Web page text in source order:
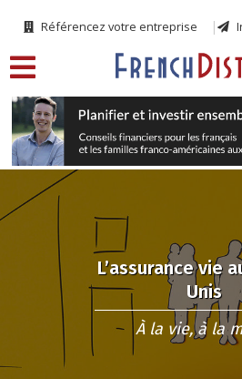
Référencez votre entreprise
L’assurance vie
Unis
À la vie, à la